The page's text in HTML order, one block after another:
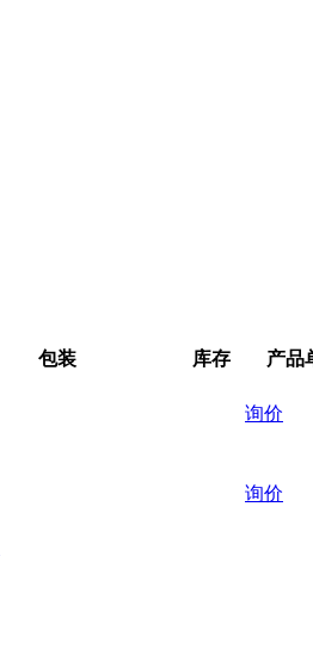
包装 库存 产品
询价
询价